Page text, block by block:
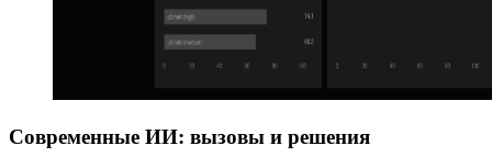
Современные ИИ: вызовы и решения